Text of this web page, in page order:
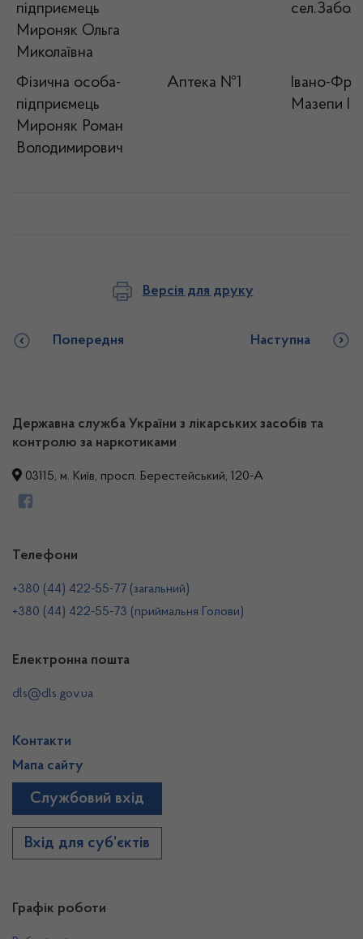
підприємець
Мироняк Ольга
Миколаївна
Фізична особа-
підприємець
Мироняк Роман
Володимирович
Аптека №1
Івано-
Мазепи
Версія для друку
Попередня Наступна
Державна служба України з лікарських засобів та
контролю за наркотиками
03115, м. Київ, просп. Берестейський, 120-А
Графік роботи
Телефони
+380 (44) 422-55-77 (загальний)
+380 (44) 422-55-73 (приймальня Голови)
Електронна пошта
dls@dls.gov.ua
Контакти
Мапа сайту
Службовий вхід
Вхід для суб’єктів